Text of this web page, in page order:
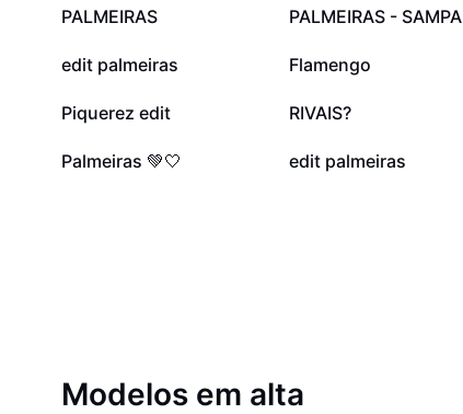
67,4 mil
PALMEIRAS 51,9 mil
PALMEIRAS - SAMPA
9 mil
edit palmeiras 6,2 mil
Flamengo
1,6 mil
Piquerez edit 1,5 mil
RIVAIS?
277
Palmeiras 💚🤍 17
edit palmeiras
Modelos em alta